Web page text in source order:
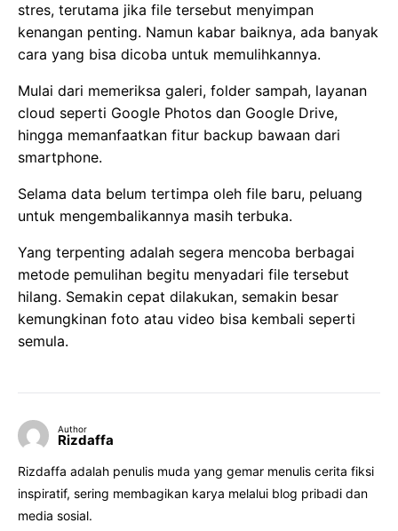
stres, terutama jika file tersebut menyimpan
kenangan penting. Namun kabar baiknya, ada banyak
cara yang bisa dicoba untuk memulihkannya.
Mulai dari memeriksa galeri, folder sampah, layanan
cloud seperti Google Photos dan Google Drive,
hingga memanfaatkan fitur backup bawaan dari
smartphone.
Selama data belum tertimpa oleh file baru, peluang
untuk mengembalikannya masih terbuka.
Yang terpenting adalah segera mencoba berbagai
metode pemulihan begitu menyadari file tersebut
hilang. Semakin cepat dilakukan, semakin besar
kemungkinan foto atau video bisa kembali seperti
semula.
Author
Rizdaffa
Rizdaffa adalah penulis muda yang gemar menulis cerita fiksi
inspiratif, sering membagikan karya melalui blog pribadi dan
media sosial.